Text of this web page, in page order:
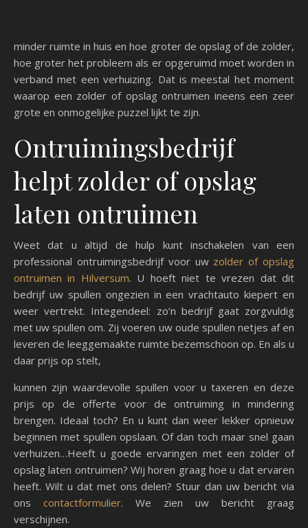
minder ruimte in huis en hoe groter de opslag of de zolder,
hoe groter het probleem als er opgeruimd moet worden in
verband met een verhuizing. Dat is meestal het moment
waarop een zolder of opslag ontruimen ineens een zeer
grote en onmogelijke puzzel lijkt te zijn.
Ontruimingsbedrijf
helpt zolder of opslag
laten ontruimen
Weet dat u altijd de hulp kunt inschakelen van een
professional ontruimingsbedrijf voor uw zolder of opslag
ontruimen in Hilversum. U hoeft niet te vrezen dat dit
bedrijf uw spullen ongezien in een vrachtauto kiepert en
weer vertrekt. Integendeel: zo’n bedrijf gaat zorgvuldig
met uw spullen om. Zij voeren uw oude spullen netjes af en
leveren de leeggemaakte ruimte bezemschoon op. En als u
daar prijs op stelt,
kunnen zijn waardevolle spullen voor u taxeren en deze
prijs op de offerte voor de ontruiming in mindering
brengen. Ideaal toch? En u kunt dan weer lekker opnieuw
beginnen met spullen opslaan. Of dan toch maar snel gaan
verhuizen…Heeft u goede ervaringen met een zolder of
opslag laten ontruimen? Wij horen graag hoe u dat ervaren
heeft. Wilt u dat met ons delen? Stuur dan uw bericht via
ons contactformulier. We zien uw bericht graag
verschijnen.